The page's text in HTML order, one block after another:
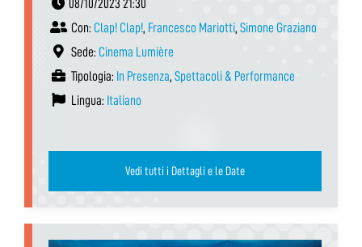
08/10/2023 21:30
Con: Clap! Clap!, Francesco Mariotti, Simone Graziano
Sede: Cinema Lumière
Tipologia: In Presenza, Spettacoli & Performance
Lingua: Italiano
Vedi tutti i Dettagli e le Date